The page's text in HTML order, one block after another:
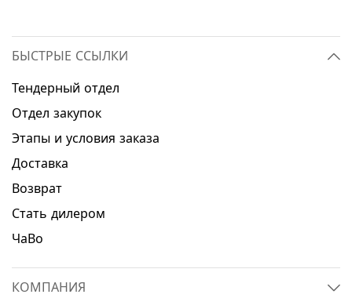
БЫСТРЫЕ ССЫЛКИ
Тендерный отдел
Отдел закупок
Этапы и условия заказа
Доставка
Возврат
Стать дилером
ЧаВо
КОМПАНИЯ